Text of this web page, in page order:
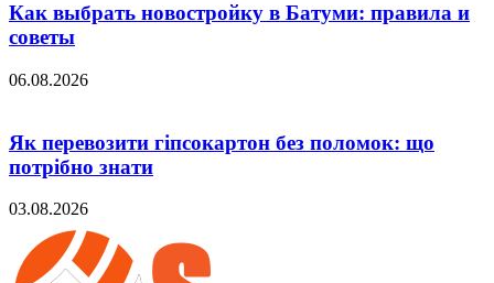
Как выбрать новостройку в Батуми: правила и
советы
06.08.2026
Як перевозити гіпсокартон без поломок: що
потрібно знати
03.08.2026